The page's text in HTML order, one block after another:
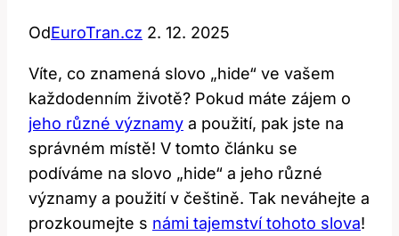
OdEuroTran.cz 2. 12. 2025
Víte, co znamená slovo „hide“ ve vašem
každodenním životě? Pokud máte zájem o
jeho různé významy a použití, pak jste na
správném místě! V tomto článku se
podíváme na slovo „hide“ a jeho různé
významy a použití v češtině. Tak neváhejte a
prozkoumejte s námi tajemství tohoto slova!